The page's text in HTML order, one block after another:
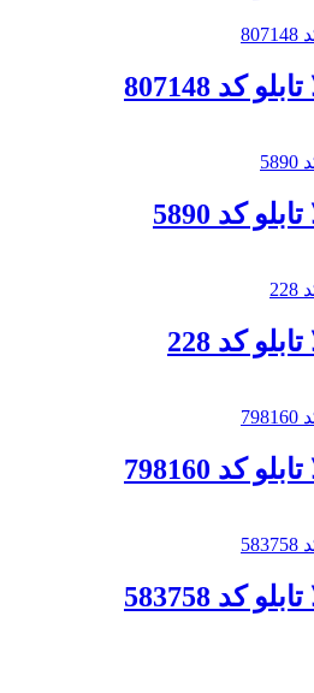
کد 807148
کد 5890
کد 228
کد 798160
کد 583758